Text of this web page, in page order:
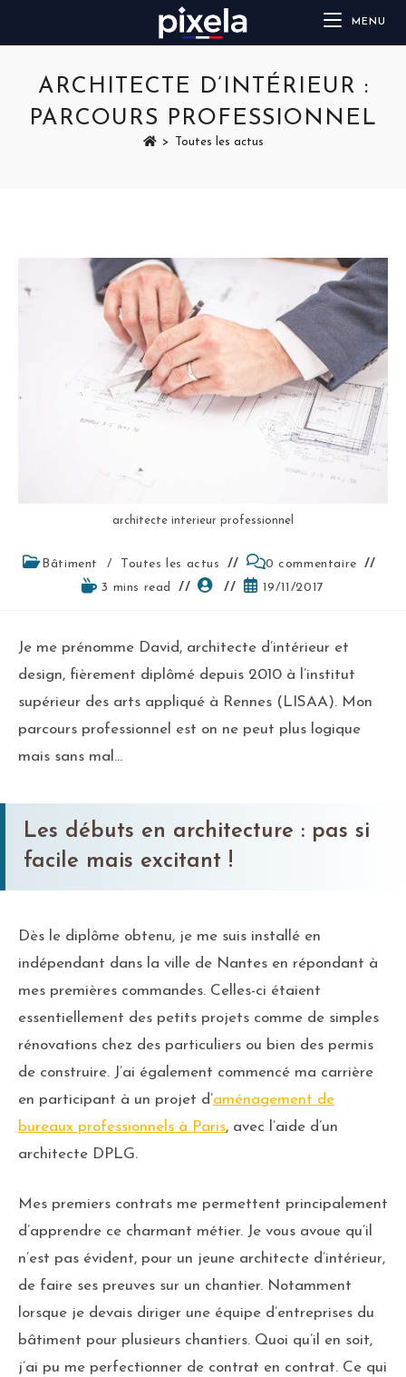
MENU
ARCHITECTE D’INTÉRIEUR :
PARCOURS PROFESSIONNEL
> Toutes les actus
architecte interieur professionnel
Bâtiment / Toutes les actus
0 commentaire
3 mins read
19/11/2017
Je me prénomme David, architecte d’intérieur et
design, fièrement diplômé depuis 2010 à l’institut
supérieur des arts appliqué à Rennes (LISAA). Mon
parcours professionnel est on ne peut plus logique
mais sans mal…
Les débuts en architecture : pas si
facile mais excitant !
Dès le diplôme obtenu, je me suis installé en
indépendant dans la ville de Nantes en répondant à
mes premières commandes. Celles-ci étaient
essentiellement des petits projets comme de simples
rénovations chez des particuliers ou bien des permis
de construire. J’ai également commencé ma carrière
en participant à un projet d’aménagement de
bureaux professionnels à Paris, avec l’aide d’un
architecte DPLG.
Mes premiers contrats me permettent principalement
d’apprendre ce charmant métier. Je vous avoue qu’il
n’est pas évident, pour un jeune architecte d’intérieur,
de faire ses preuves sur un chantier. Notamment
lorsque je devais diriger une équipe d’entreprises du
bâtiment pour plusieurs chantiers. Quoi qu’il en soit,
j’ai pu me perfectionner de contrat en contrat. Ce qui